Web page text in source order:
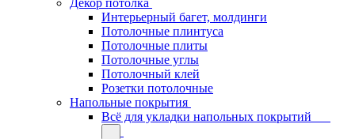
Интерьерный багет, молдинги
Потолочные плинтуса
Потолочные плиты
Потолочные углы
Потолочный клей
Розетки потолочные
Напольные покрытия
Всё для укладки напольных покрытий